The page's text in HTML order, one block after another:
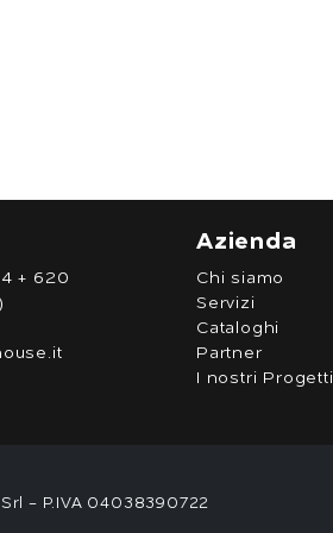
+ 620
Azienda
Chi siamo
Servizi
Cataloghi
Partner
I nostri Progetti
- P.IVA 04038390722